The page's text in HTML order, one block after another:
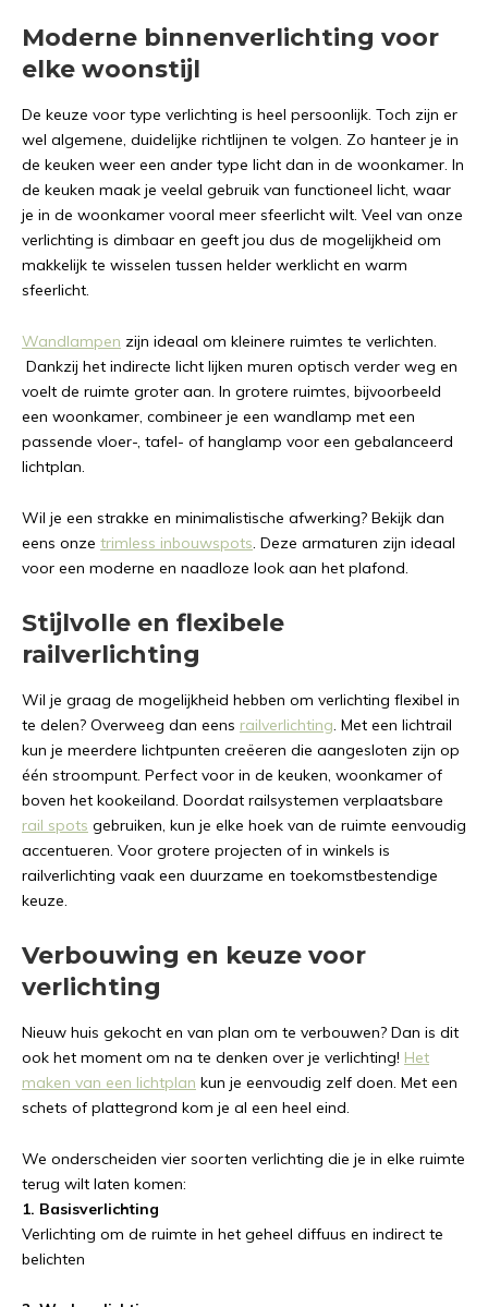
Moderne binnenverlichting voor
elke woonstijl
De keuze voor type verlichting is heel persoonlijk. Toch zijn er
wel algemene, duidelijke richtlijnen te volgen. Zo hanteer je in
de keuken weer een ander type licht dan in de woonkamer. In
de keuken maak je veelal gebruik van functioneel licht, waar
je in de woonkamer vooral meer sfeerlicht wilt. Veel van onze
verlichting is dimbaar en geeft jou dus de mogelijkheid om
makkelijk te wisselen tussen helder werklicht en warm
sfeerlicht.
Wandlampen zijn ideaal om kleinere ruimtes te verlichten.
Dankzij het indirecte licht lijken muren optisch verder weg en
voelt de ruimte groter aan. In grotere ruimtes, bijvoorbeeld
een woonkamer, combineer je een wandlamp met een
passende vloer-, tafel- of hanglamp voor een gebalanceerd
lichtplan.
Wil je een strakke en minimalistische afwerking? Bekijk dan
eens onze trimless inbouwspots. Deze armaturen zijn ideaal
voor een moderne en naadloze look aan het plafond.
Stijlvolle en flexibele
railverlichting
Wil je graag de mogelijkheid hebben om verlichting flexibel in
te delen? Overweeg dan eens railverlichting. Met een lichtrail
kun je meerdere lichtpunten creëeren die aangesloten zijn op
één stroompunt. Perfect voor in de keuken, woonkamer of
boven het kookeiland. Doordat railsystemen verplaatsbare
rail spots gebruiken, kun je elke hoek van de ruimte eenvoudig
accentueren. Voor grotere projecten of in winkels is
railverlichting vaak een duurzame en toekomstbestendige
keuze.
Verbouwing en keuze voor
verlichting
Nieuw huis gekocht en van plan om te verbouwen? Dan is dit
ook het moment om na te denken over je verlichting! Het
maken van een lichtplan kun je eenvoudig zelf doen. Met een
schets of plattegrond kom je al een heel eind.
We onderscheiden vier soorten verlichting die je in elke ruimte
terug wilt laten komen:
1. Basisverlichting
Verlichting om de ruimte in het geheel diffuus en indirect te
belichten